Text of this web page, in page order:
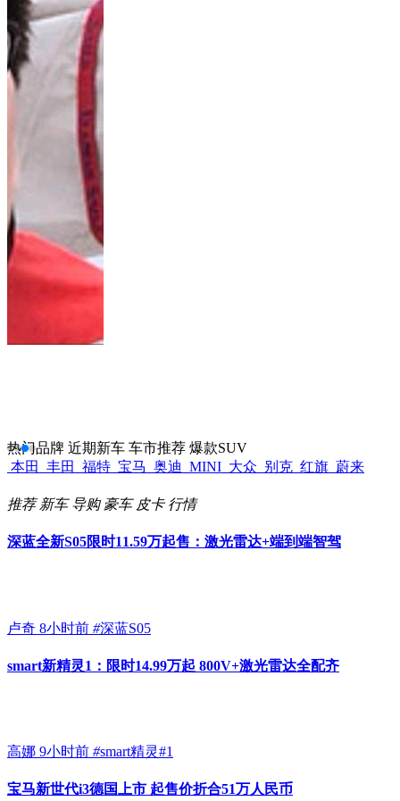
热门品牌 近期新车 车市推荐 爆款SUV
本田
丰田 福特 宝马 奥迪 MINI 大众 别克 红旗 蔚来
推荐 新车 导购 豪车 皮卡 行情
深蓝全新S05限时11.59万起售：激光雷达+端到端智驾
卢奇 8小时前 #深蓝S05
smart新精灵1：限时14.99万起 800V+激光雷达全配齐
高娜 9小时前 #smart精灵#1
宝马新世代i3德国上市 起售价折合51万人民币